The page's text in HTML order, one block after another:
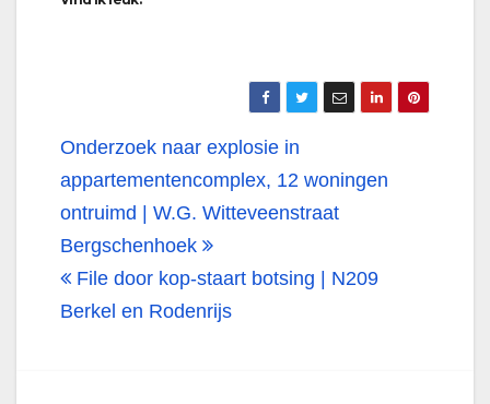
Bericht
navigatie
Onderzoek naar explosie in
appartementencomplex, 12 woningen
ontruimd | W.G. Witteveenstraat
Bergschenhoek
File door kop-staart botsing | N209
Berkel en Rodenrijs